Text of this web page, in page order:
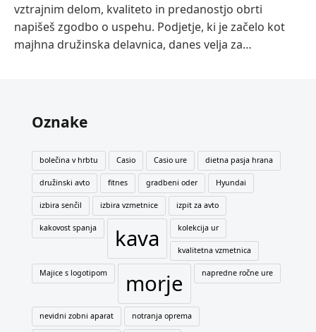
vztrajnim delom, kvaliteto in predanostjo obrti
napišeš zgodbo o uspehu. Podjetje, ki je začelo kot
majhna družinska delavnica, danes velja za…
Oznake
bolečina v hrbtu Casio Casio ure dietna pasja hrana
družinski avto fitnes gradbeni oder Hyundai
izbira senčil izbira vzmetnice izpit za avto
kakovost spanja kava kolekcija ur
kvalitetna vzmetnica
Majice s logotipom morje napredne ročne ure
nevidni zobni aparat notranja oprema